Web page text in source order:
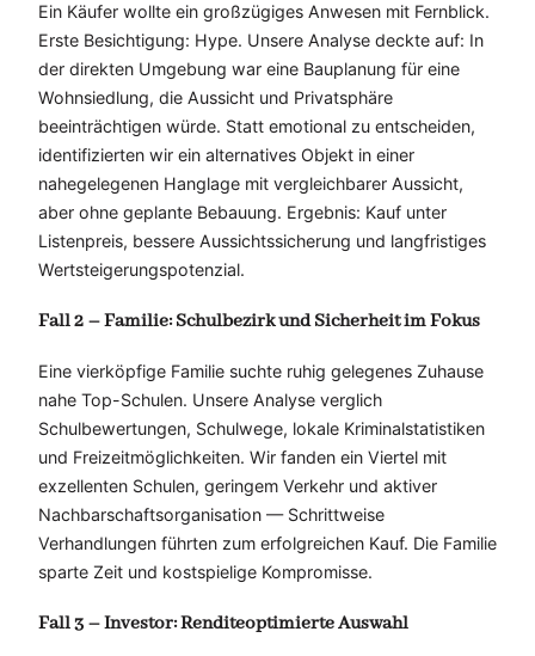
Ein Käufer wollte ein großzügiges Anwesen mit Fernblick.
Erste Besichtigung: Hype. Unsere Analyse deckte auf: In
der direkten Umgebung war eine Bauplanung für eine
Wohnsiedlung, die Aussicht und Privatsphäre
beeinträchtigen würde. Statt emotional zu entscheiden,
identifizierten wir ein alternatives Objekt in einer
nahegelegenen Hanglage mit vergleichbarer Aussicht,
aber ohne geplante Bebauung. Ergebnis: Kauf unter
Listenpreis, bessere Aussichtssicherung und langfristiges
Wertsteigerungspotenzial.
Fall 2 – Familie: Schulbezirk und Sicherheit im Fokus
Eine vierköpfige Familie suchte ruhig gelegenes Zuhause
nahe Top-Schulen. Unsere Analyse verglich
Schulbewertungen, Schulwege, lokale Kriminalstatistiken
und Freizeitmöglichkeiten. Wir fanden ein Viertel mit
exzellenten Schulen, geringem Verkehr und aktiver
Nachbarschaftsorganisation — Schrittweise
Verhandlungen führten zum erfolgreichen Kauf. Die Familie
sparte Zeit und kostspielige Kompromisse.
Fall 3 – Investor: Renditeoptimierte Auswahl